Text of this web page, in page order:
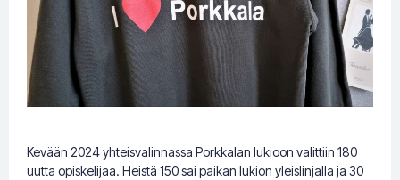
Kevään 2024 yhteisvalinnassa Porkkalan lukioon valittiin 180
uutta opiskelijaa. Heistä 150 sai paikan lukion yleislinjalla ja 30